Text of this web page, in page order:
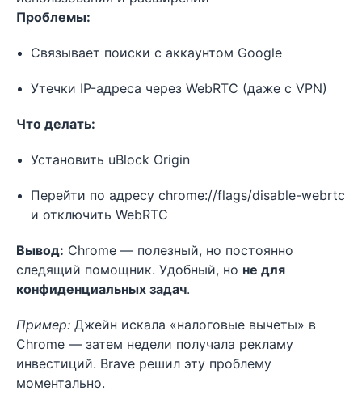
Проблемы:
Связывает поиски с аккаунтом Google
Утечки IP-адреса через WebRTC (даже с VPN)
Что делать:
Установить uBlock Origin
Перейти по адресу chrome://flags/disable-webrtc
и отключить WebRTC
Вывод: Chrome — полезный, но постоянно
следящий помощник. Удобный, но не для
конфиденциальных задач.
Пример: Джейн искала «налоговые вычеты» в
Chrome — затем недели получала рекламу
инвестиций. Brave решил эту проблему
моментально.